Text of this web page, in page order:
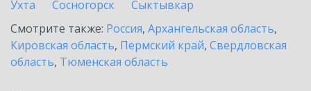
Ухта
Сосногорск
Сыктывкар
Смотрите также: Россия, Архангельская область,
Кировская область, Пермский край, Свердловская
область, Тюменская область